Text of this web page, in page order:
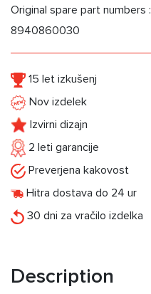
Original spare part numbers :
8940860030
15 let izkušenj
Nov izdelek
Izvirni dizajn
2 leti garancije
Preverjena kakovost
Hitra dostava do 24 ur
30 dni za vračilo izdelka
Description